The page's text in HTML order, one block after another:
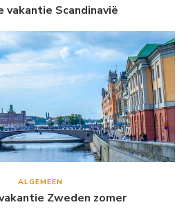
vakantie Scandinavië
ALGEMEEN
Zweden zomer